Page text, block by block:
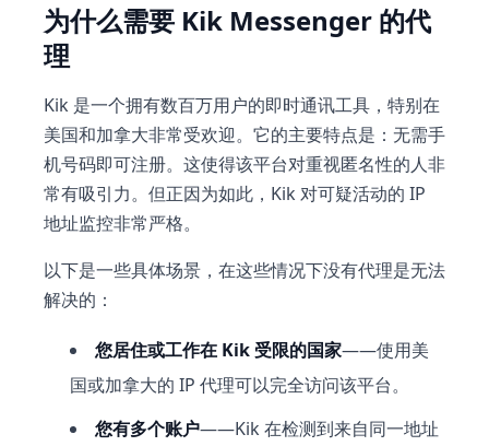
为什么需要 Kik Messenger 的代
理
Kik 是一个拥有数百万用户的即时通讯工具，特别在
美国和加拿大非常受欢迎。它的主要特点是：无需手
机号码即可注册。这使得该平台对重视匿名性的人非
常有吸引力。但正因为如此，Kik 对可疑活动的 IP
地址监控非常严格。
以下是一些具体场景，在这些情况下没有代理是无法
解决的：
您居住或工作在 Kik 受限的国家——使用美
国或加拿大的 IP 代理可以完全访问该平台。
您有多个账户——Kik 在检测到来自同一地址